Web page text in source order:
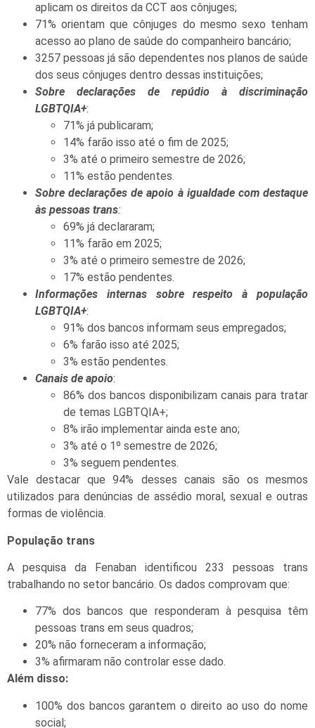
aplicam os direitos da CCT aos cônjuges;
71% orientam que cônjuges do mesmo sexo tenham
acesso ao plano de saúde do companheiro bancário;
3257 pessoas já são dependentes nos planos de saúde
dos seus cônjuges dentro dessas instituições;
Sobre declarações de repúdio à discriminação
LGBTQIA+:
71% já publicaram;
14% farão isso até o fim de 2025;
3% até o primeiro semestre de 2026;
11% estão pendentes.
Sobre declarações de apoio à igualdade com destaque
às pessoas trans:
69% já declararam;
11% farão em 2025;
3% até o primeiro semestre de 2026;
17% estão pendentes.
Informações internas sobre respeito à população
LGBTQIA+:
91% dos bancos informam seus empregados;
6% farão isso até 2025;
3% estão pendentes.
Canais de apoio:
86% dos bancos disponibilizam canais para tratar
de temas LGBTQIA+;
8% irão implementar ainda este ano;
3% até o 1º semestre de 2026;
3% seguem pendentes.
Vale destacar que 94% desses canais são os mesmos
utilizados para denúncias de assédio moral, sexual e outras
formas de violência.
População trans
A pesquisa da Fenaban identificou 233 pessoas trans
trabalhando no setor bancário. Os dados comprovam que:
77% dos bancos que responderam à pesquisa têm
pessoas trans em seus quadros;
20% não forneceram a informação;
3% afirmaram não controlar esse dado.
Além disso:
100% dos bancos garantem o direito ao uso do nome
social;